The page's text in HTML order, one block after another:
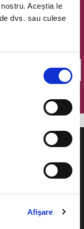
Aceștia le
dvs. sau culese
Afişare
cu cele mai noi
bilete?